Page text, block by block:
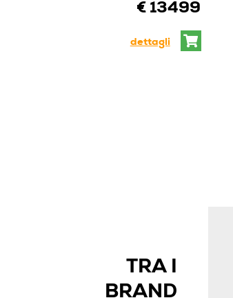
€ 13499
dettagli
TRA I
BRAND